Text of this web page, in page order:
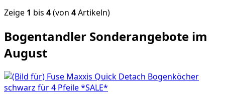
Zeige 1 bis 4(von 4Artikeln)
Bogentandler Sonderangebote im
August